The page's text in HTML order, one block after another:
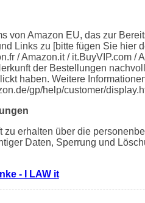
von Amazon EU, das zur
Links zu [bitte fügen Sie hier
/ Amazon.it / it.BuyVIP.com /
der Bestellungen
haben. Weitere
gp/help/customer/
erhalten über die
Daten, Sperrung und
- I LAW it